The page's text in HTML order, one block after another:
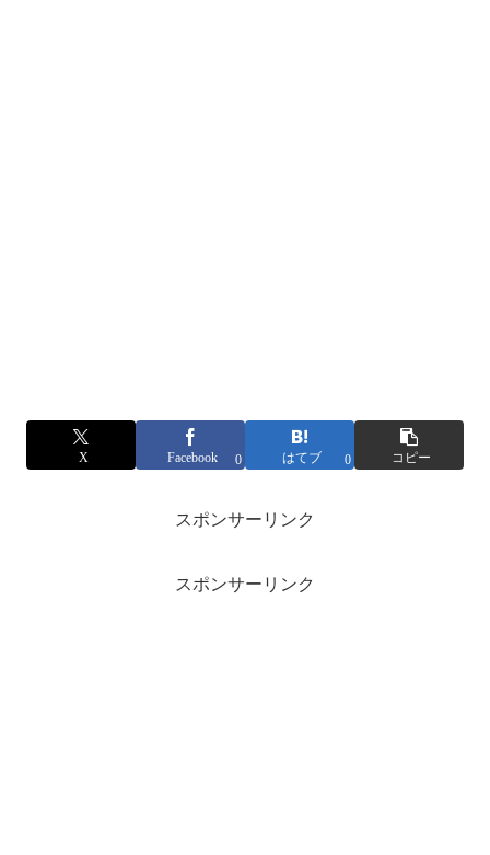
X Facebook 0 はてブ 0 コピー
スポンサーリンク
スポンサーリンク